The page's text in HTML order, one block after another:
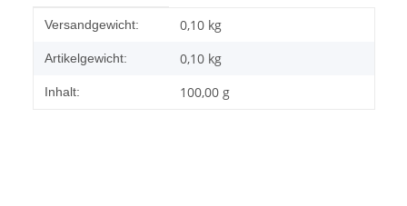
Produkteigenschaft
Wert
Versandgewicht: 0,10 kg
Artikelgewicht: 0,10 kg
Inhalt: 100,00 g